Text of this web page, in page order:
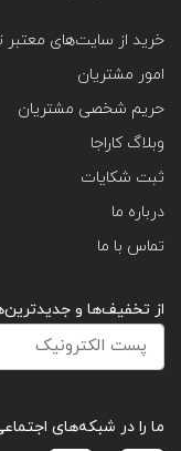
خرید از سایت‌های معتبر
امور مشتریان
حریم شخصی مشتریان
وبلاگ کاراجا
ثبت شکایات
درباره ما
تماس با ما
از تخفیف‌ها و
ما را در شبکه‌های